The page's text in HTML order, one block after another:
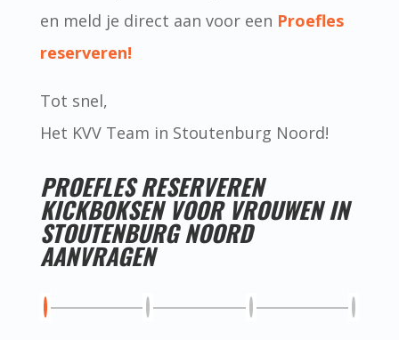
en meld je direct aan voor een Proefles
reserveren!
Tot snel,
Het KVV Team in Stoutenburg Noord!
PROEFLES RESERVEREN
KICKBOKSEN VOOR VROUWEN IN
STOUTENBURG NOORD
AANVRAGEN